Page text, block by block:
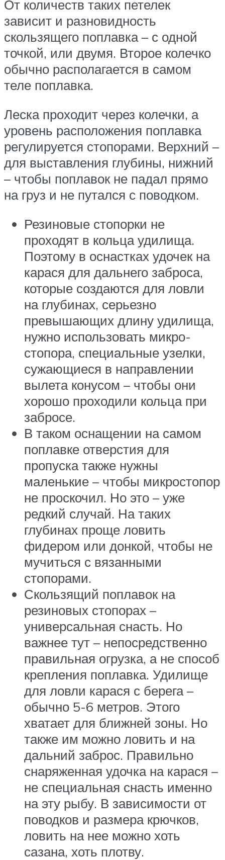
От количеств таких петелек
зависит и разновидность
скользящего поплавка – с одной
точкой, или двумя. Второе колечко
обычно располагается в самом
теле поплавка.
Леска проходит через колечки, а
уровень расположения поплавка
регулируется стопорами. Верхний –
для выставления глубины, нижний
– чтобы поплавок не падал прямо
на груз и не путался с поводком.
Резиновые стопорки не
проходят в кольца удилища.
Поэтому в оснастках удочек на
карася для дальнего заброса,
которые создаются для ловли
на глубинах, серьезно
превышающих длину удилища,
нужно использовать микро-
стопора, специальные узелки,
сужающиеся в направлении
вылета конусом – чтобы они
хорошо проходили кольца при
забросе.
В таком оснащении на самом
поплавке отверстия для
пропуска также нужны
маленькие – чтобы микростопор
не проскочил. Но это – уже
редкий случай. На таких
глубинах проще ловить
фидером или донкой, чтобы не
мучиться с вязанными
стопорами.
Скользящий поплавок на
резиновых стопорах –
универсальная снасть. Но
важнее тут – непосредственно
правильная огрузка, а не способ
крепления поплавка. Удилище
для ловли карася с берега –
обычно 5-6 метров. Этого
хватает для ближней зоны. Но
также им можно ловить и на
дальний заброс. Правильно
снаряженная удочка на карася –
не специальная снасть именно
на эту рыбу. В зависимости от
поводков и размера крючков,
ловить на нее можно хоть
сазана, хоть плотву.